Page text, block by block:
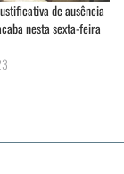
de ausência
nesta sexta-feira